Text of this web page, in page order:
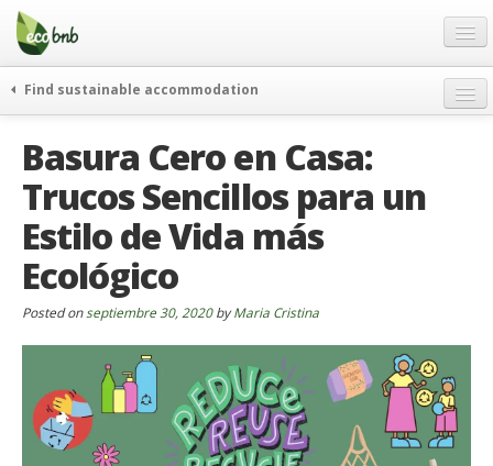
Menu
Skip
content
Ofertas
Acerca de
FAQ
Contacto
Spanish
German
Spanish
French
Find sustainable accommodation
Eco hotels
Curiosidades
Basura Cero en Casa:
Trucos Sencillos para un
Estilo de Vida más
Ecológico
Posted onseptiembre 30, 2020byMaria Cristina